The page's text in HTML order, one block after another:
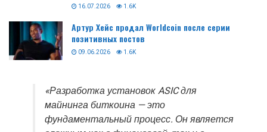
16.07.2026 1.6K
Артур Хейс продал Worldcoin после серии
позитивных постов
09.06.2026 1.6K
«Разработка установок ASIC для
майнинга биткоина — это
фундаментальный процесс. Он является